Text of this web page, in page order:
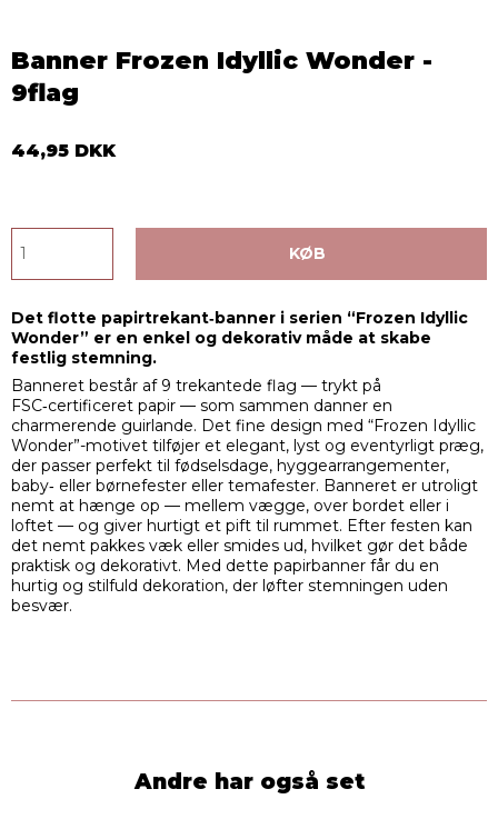
Banner Frozen Idyllic Wonder -
9flag
44,95 DKK
KØB
Det flotte papirtrekant‑banner i serien “Frozen Idyllic
Wonder” er en enkel og dekorativ måde at skabe
festlig stemning.
Banneret består af 9 trekantede flag — trykt på
FSC‑certificeret papir — som sammen danner en
charmerende guirlande. Det fine design med “Frozen Idyllic
Wonder”-motivet tilføjer et elegant, lyst og eventyrligt præg,
der passer perfekt til fødselsdage, hyggearrangementer,
baby‑ eller børnefester eller temafester. Banneret er utroligt
nemt at hænge op — mellem vægge, over bordet eller i
loftet — og giver hurtigt et pift til rummet. Efter festen kan
det nemt pakkes væk eller smides ud, hvilket gør det både
praktisk og dekorativt. Med dette papirbanner får du en
hurtig og stilfuld dekoration, der løfter stemningen uden
besvær.
Andre har også set